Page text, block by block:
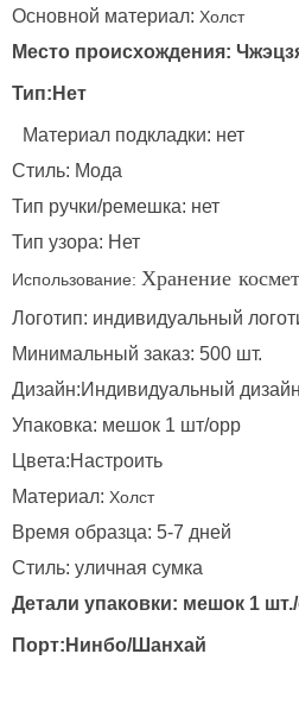
Основной материал: Холст
Место происхождения:
Тип:Нет
Материал подкладки: нет
Стиль: Мода
Тип ручки/ремешка: нет
Тип узора: Нет
Использование: Хранение
Логотип: индивидуальный
Минимальный заказ: 500 шт.
Дизайн:Индивидуальный дизайн
Упаковка: мешок 1 шт/opp
Цвета:Настроить
Материал: Холст
Время образца: 5-7 дней
Стиль: уличная сумка
Детали упаковки: мешок 1
Порт:Нинбо/Шанхай